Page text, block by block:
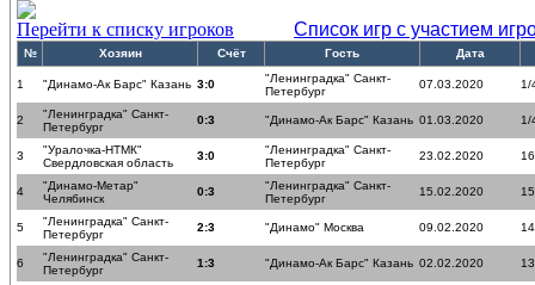
Перейти к списку игроков
Список игр с участием
№ Хозяин Счёт Гость Дата
1 "Динамо-Ак Барс" Казань 3:0
"Ленинградка" Санкт-
Петербург
07.03.2020 1/
2
"Ленинградка" Санкт-
Петербург
0:3 "Динамо-Ак Барс" Казань 01.03.2020 1/
3
"Уралочка-НТМК"
Свердловская область
3:0
"Ленинградка" Санкт-
Петербург
23.02.2020
4
"Динамо-Метар"
Челябинск
0:3
"Ленинградка" Санкт-
Петербург
15.02.2020
5
"Ленинградка" Санкт-
Петербург
2:3 "Динамо" Москва 09.02.2020
6
"Ленинградка" Санкт-
Петербург
1:3 "Динамо-Ак Барс" Казань 02.02.2020